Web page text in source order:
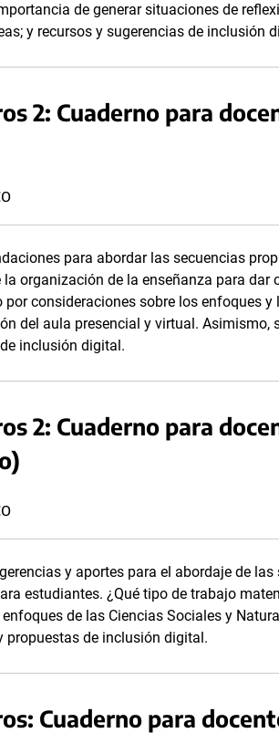
de generar situaciones de
y recursos y sugerencias de inclusión
2: Cuaderno para
para abordar las secuencias
la organización de la enseñanza para
por consideraciones sobre los enfoques
del aula presencial y virtual. Asimismo,
inclusión digital.
2: Cuaderno para
y aportes para el abordaje de
estudiantes. ¿Qué tipo de trabajo
de las Ciencias Sociales y
propuestas de inclusión digital.
Cuaderno para